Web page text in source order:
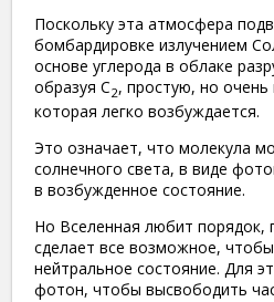
Поскольку эта атмосфера
бомбардировке излучением
основе углерода в облаке
образуя C2, простую, но очень
которая легко возбуждается.
Это означает, что молекула
солнечного света, в виде
в возбужденное состояние.
Но Вселенная любит порядок,
сделает все возможное,
нейтральное состояние. Для
фотон, чтобы высвободить